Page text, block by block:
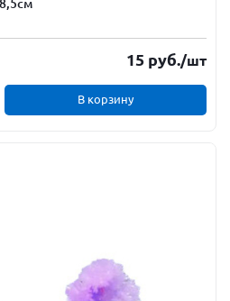
15 руб./шт
В корзину